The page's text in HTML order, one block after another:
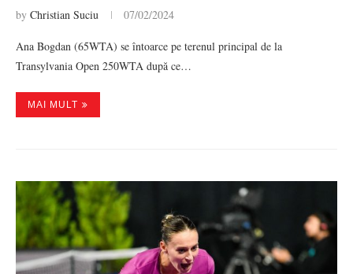
by Christian Suciu 07/02/2024
Ana Bogdan (65WTA) se întoarce pe terenul principal de la
Transylvania Open 250WTA după ce…
MAI MULT